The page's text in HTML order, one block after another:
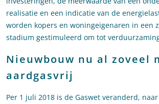
realisatie en een indicatie van de
worden kopers en woningeigenaren in een
stadium gestimuleerd om tot
Nieuwbouw nu al zoveel
aardgasvrij
Per 1 juli 2018 is de Gaswet veranderd,